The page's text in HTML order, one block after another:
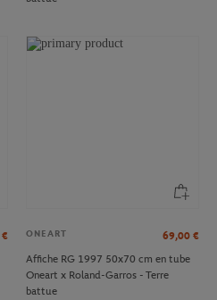
€
ONEART 69,00 €
Affiche RG 1997 50x70 cm en tube
Oneart x Roland-Garros - Terre
battue